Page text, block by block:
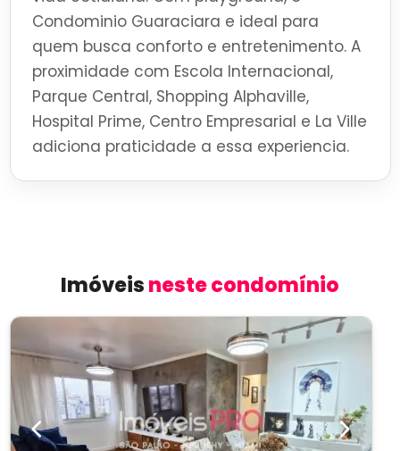
Condominio Guaraciara e ideal para
quem busca conforto e entretenimento. A
proximidade com Escola Internacional,
Parque Central, Shopping Alphaville,
Hospital Prime, Centro Empresarial e La Ville
adiciona praticidade a essa experiencia.
Imóveisneste condomínio
Previous Next